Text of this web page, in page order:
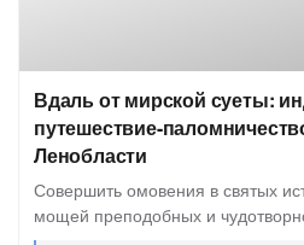
Вдаль от мирской суеты:
путешествие-
Ленобласти
Совершить омовения в святых
мощей преподобных и